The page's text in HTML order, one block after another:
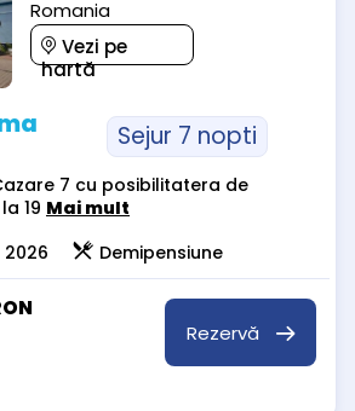
Romania
Vezi pe
hartă
Sejur 7 nopti
7 cu posibilitatera de
19 Mai mult
2026
Demipensiune
Rezervă